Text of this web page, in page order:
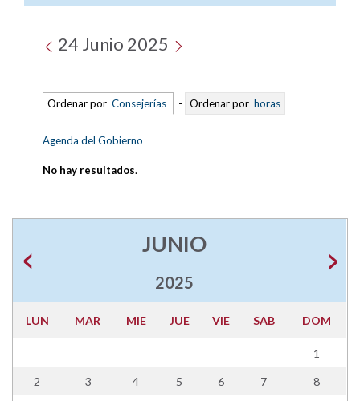
24 Junio 2025
Ordenar por Consejerías - Ordenar por horas
Agenda del Gobierno
No hay resultados.
JUNIO
2025
LUN MAR MIE JUE VIE SAB DOM
1
2 3 4 5 6 7 8